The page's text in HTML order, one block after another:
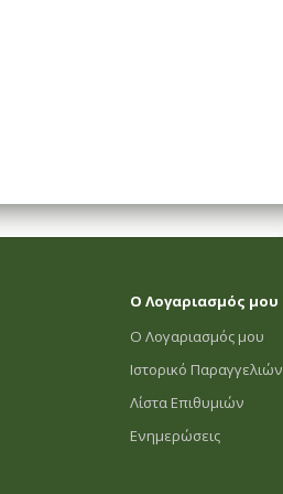
Ο Λογαριασμός μου
Ο Λογαριασμός μου
Ιστορικό Παραγγελιών
Λίστα Επιθυμιών
Ενημερώσεις